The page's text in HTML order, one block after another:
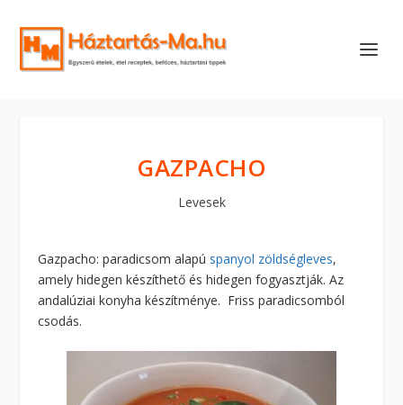
GAZPACHO
Levesek
Gazpacho: paradicsom alapú spanyol zöldségleves,
amely hidegen készíthető és hidegen fogyasztják. Az
andalúziai konyha készítménye. Friss paradicsomból
csodás.